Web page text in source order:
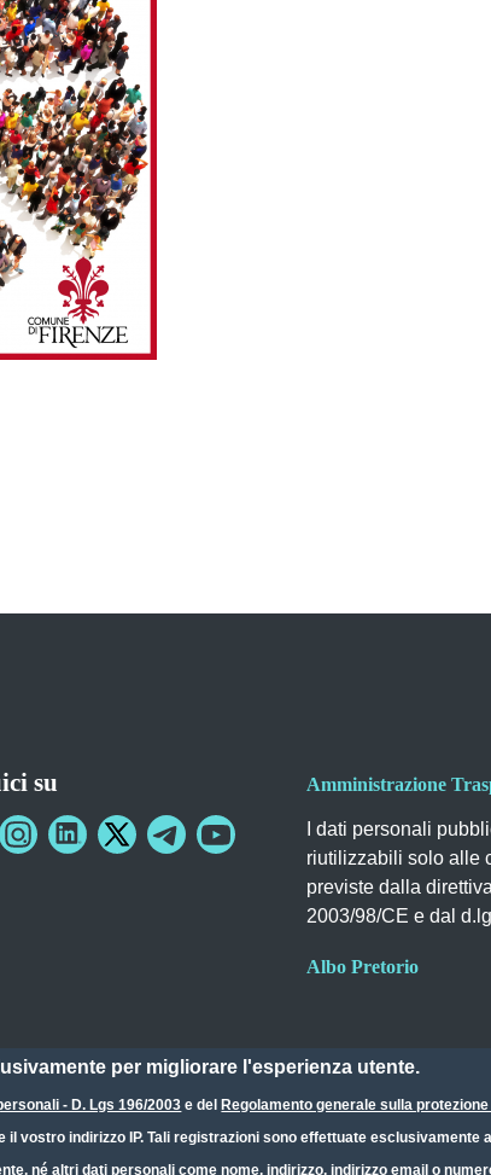
su Amministrazione
I dati personali
riutilizzabili solo alle
previste dalla
2003/98/CE e dal
Albo Pretorio
per migliorare l'esperienza utente.
- D. Lgs 196/2003 e del Regolamento generale sulla
vostro indirizzo IP. Tali registrazioni sono effettuate
né altri dati personali come nome, indirizzo, indirizzo email o